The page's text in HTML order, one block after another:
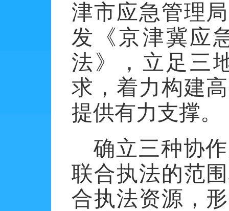
津市应急管理
发《京津冀应
法》，立足三
求，着力构建
提供有力支撑。
确立三种协
联合执法的范
合执法资源，